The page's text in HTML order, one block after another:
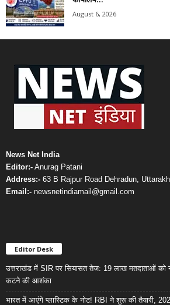
August 6, 2026
News Net India
Editor:- Anurag Patani
Address:- 63 B Rajpur Road Dehradun,
Email:- newsnetindiamail@gmail.com
Editor Desk
उत्तराखंड में SIR पर सियासत तेज: 19 लाख मतदाताओं को
कटने की आशंका
भारत में आएंगे प्लास्टिक के नोट! RBI ने शुरू की तैयारी,